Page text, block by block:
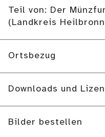
Teil von: Der
(Landkreis
Ortsbezug
Downloads und
Bilder bestellen